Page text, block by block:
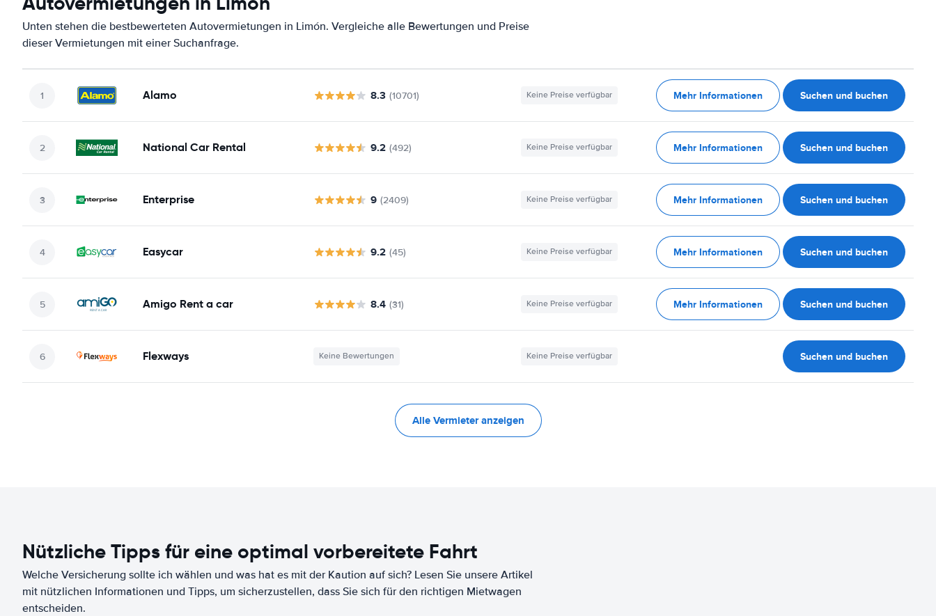
Unten stehen die bestbewerteten Autovermietungen in Limón. Vergleiche alle Bewertungen und Preise
dieser Vermietungen mit einer Suchanfrage.
Alamo 8.3 (10701) Keine Preise verfügbar Mehr Informationen Suchen und buchen
National Car Rental 9.2 (492) Keine Preise verfügbar Mehr Informationen Suchen und buchen
Enterprise 9 (2409) Keine Preise verfügbar Mehr Informationen Suchen und buchen
Easycar 9.2 (45) Keine Preise verfügbar Mehr Informationen Suchen und buchen
Amigo Rent a car 8.4 (31) Keine Preise verfügbar Mehr Informationen Suchen und buchen
Flexways Keine Bewertungen Keine Preise verfügbar Suchen und buchen
Alle Vermieter anzeigen
Nützliche Tipps für eine optimal vorbereitete Fahrt
Welche Versicherung sollte ich wählen und was hat es mit der Kaution auf sich? Lesen Sie unsere Artikel
mit nützlichen Informationen und Tipps, um sicherzustellen, dass Sie sich für den richtigen Mietwagen
entscheiden.